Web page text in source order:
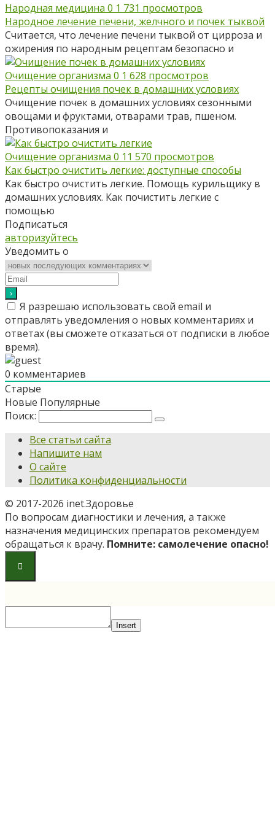
Народная медицина 0 1 731 просмотров
Народное лечение печени, желчного и почек тыквой
Считается, что лечение печени тыквой от цирроза и
ожирения по народным рецептам безопасно и
Очищение организма 0 1 628 просмотров
Рецепты очищения почек в домашних условиях
Очищение почек в домашних условиях сезонными
овощами и фруктами, отварами трав, пшеном.
Противопоказания и
Очищение организма 0 11 570 просмотров
Как быстро очистить легкие: доступные способы
Как быстро очистить легкие. Помощь курильщику в
домашних условиях. Как почистить легкие с
помощью
Подписаться
авторизуйтесь
Уведомить о
Я разрешаю использовать свой email и
отправлять уведомления о новых комментариях и
ответах (вы cможете отказаться от подписки в любое
время).
0 комментариев
Старые
Новые Популярные
Поиск:
Все статьи сайта
Напишите нам
О сайте
Политика конфиденциальности
© 2017-2026 inet.Здоровье
По вопросам диагностики и лечения, а также
назначения медицинских препаратов рекомендуем
обращаться к врачу. Помните: самолечение опасно!
Insert